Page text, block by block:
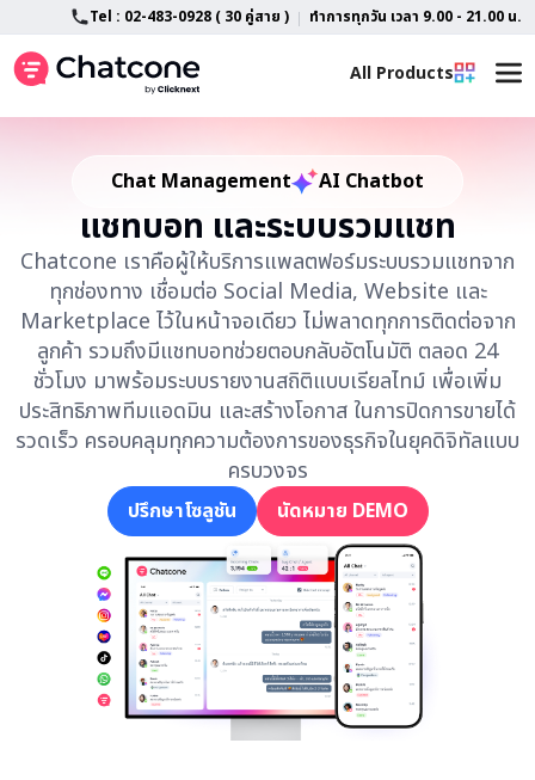
Tel : 02-483-0928 ( 30 คู่สาย ) ทำการทุกวัน เวลา 9.00 - 21.00 น.
Home
All Feature
Advance AI Chatbot
Features
SlipCheck
Campaign Tracking
TikTok Shop & TikTok Business
Lazada Chat
WeChat OA
AI Solution
LINE OA Customization
About
Blog
Support
All Products
Chat Management AI Chatbot
แชทบอท และระบบรวมแชท
Chatcone เราคือผู้ให้บริการแพลตฟอร์มระบบรวมแชทจาก
ทุกช่องทาง เชื่อมต่อ Social Media, Website และ
Marketplace ไว้ในหน้าจอเดียว ไม่พลาดทุกการติดต่อจาก
ลูกค้า รวมถึงมีแชทบอทช่วยตอบกลับอัตโนมัติ ตลอด 24
ชั่วโมง มาพร้อมระบบรายงานสถิติแบบเรียลไทม์ เพื่อเพิ่ม
ประสิทธิภาพทีมแอดมิน และสร้างโอกาส ในการปิดการขายได้
รวดเร็ว ครอบคลุมทุกความต้องการของธุรกิจในยุคดิจิทัลแบบ
ครบวงจร
ปรึกษาโซลูชัน นัดหมาย DEMO